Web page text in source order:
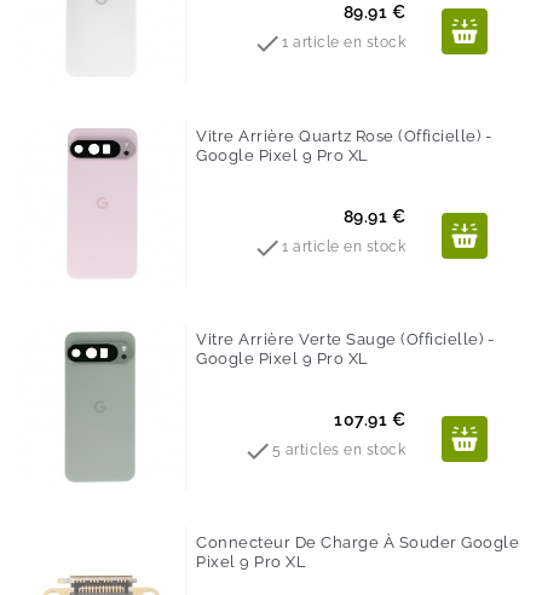
Prix
89.91 €
1 article en stock
Vitre Arrière Quartz Rose (Officielle) -
Google Pixel 9 Pro XL
Prix
89.91 €
1 article en stock
Vitre Arrière Verte Sauge (Officielle) -
Google Pixel 9 Pro XL
Prix
107.91 €
 5 articles en stock
Connecteur De Charge À Souder Google
Pixel 9 Pro XL